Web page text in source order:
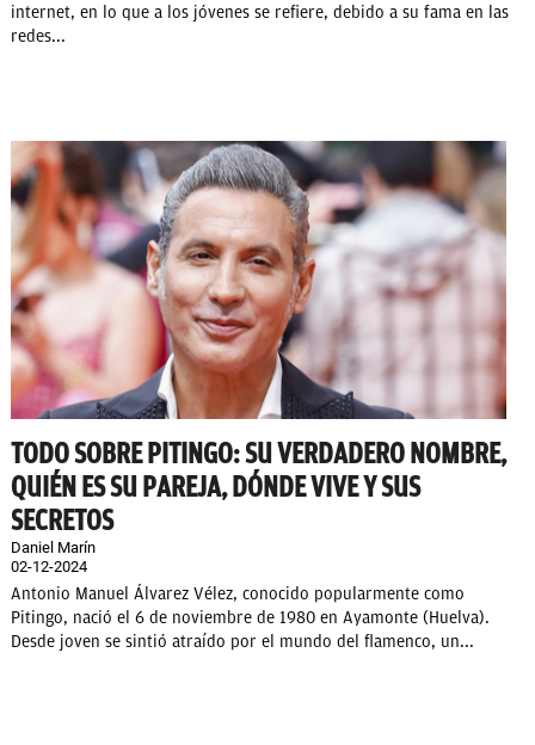
internet, en lo que a los jóvenes se refiere, debido a su fama en las
redes...
TODO SOBRE PITINGO: SU VERDADERO NOMBRE,
QUIÉN ES SU PAREJA, DÓNDE VIVE Y SUS
SECRETOS
Daniel Marín
02-12-2024
Antonio Manuel Álvarez Vélez, conocido popularmente como
Pitingo, nació el 6 de noviembre de 1980 en Ayamonte (Huelva).
Desde joven se sintió atraído por el mundo del flamenco, un...